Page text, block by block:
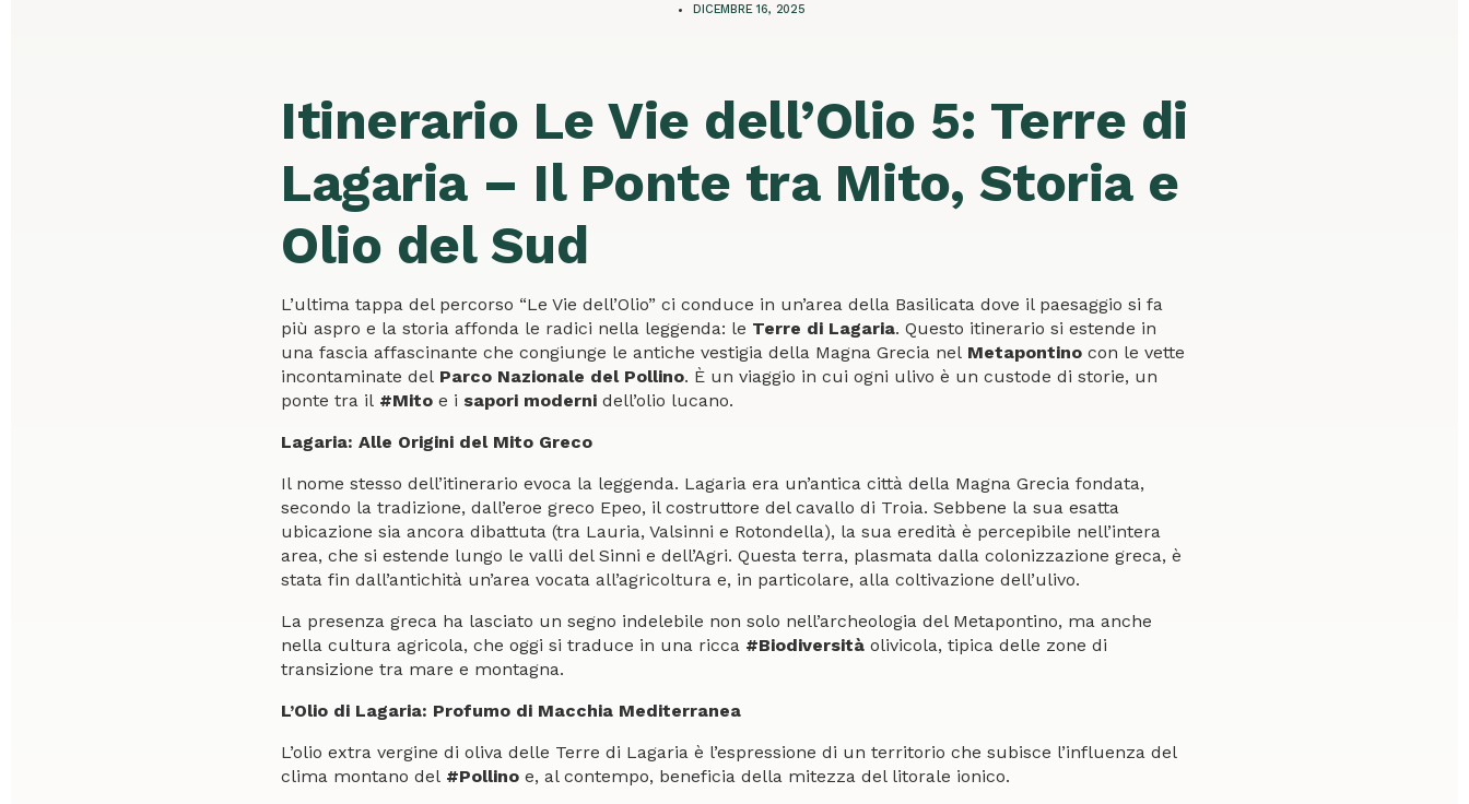
DICEMBRE 16, 2025
Itinerario Le Vie dell’Olio 5: Terre di
Lagaria – Il Ponte tra Mito, Storia e
Olio del Sud
L’ultima tappa del percorso “Le Vie dell’Olio” ci conduce in un’area della Basilicata dove il paesaggio si fa
più aspro e la storia affonda le radici nella leggenda: le Terre di Lagaria. Questo itinerario si estende in
una fascia affascinante che congiunge le antiche vestigia della Magna Grecia nel Metapontino con le vette
incontaminate del Parco Nazionale del Pollino. È un viaggio in cui ogni ulivo è un custode di storie, un
ponte tra il #Mito e i sapori moderni dell’olio lucano.
Lagaria: Alle Origini del Mito Greco
Il nome stesso dell’itinerario evoca la leggenda. Lagaria era un’antica città della Magna Grecia fondata,
secondo la tradizione, dall’eroe greco Epeo, il costruttore del cavallo di Troia. Sebbene la sua esatta
ubicazione sia ancora dibattuta (tra Lauria, Valsinni e Rotondella), la sua eredità è percepibile nell’intera
area, che si estende lungo le valli del Sinni e dell’Agri. Questa terra, plasmata dalla colonizzazione greca, è
stata fin dall’antichità un’area vocata all’agricoltura e, in particolare, alla coltivazione dell’ulivo.
La presenza greca ha lasciato un segno indelebile non solo nell’archeologia del Metapontino, ma anche
nella cultura agricola, che oggi si traduce in una ricca #Biodiversità olivicola, tipica delle zone di
transizione tra mare e montagna.
L’Olio di Lagaria: Profumo di Macchia Mediterranea
L’olio extra vergine di oliva delle Terre di Lagaria è l’espressione di un territorio che subisce l’influenza del
clima montano del #Pollino e, al contempo, beneficia della mitezza del litorale ionico.